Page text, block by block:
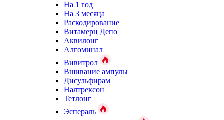
На 1 год
На 3 месяца
Раскодирование
Витамерц Депо
Аквилонг
Алгоминал
Вивитрол
Вшивание ампулы
Дисульфирам
Налтрексон
Тетлонг
Эспераль